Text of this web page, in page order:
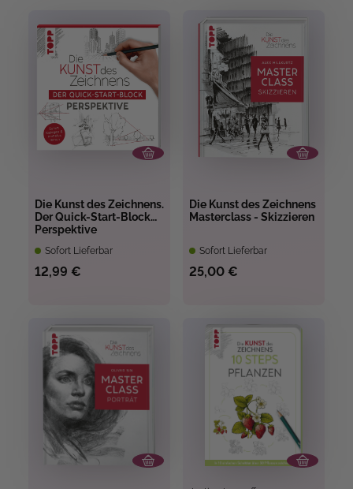
Die Kunst des Zeichnens.
Der Quick-Start-Block
Perspektive
Sofort Lieferbar
12,99 €
Die Kunst des Zeichnens
Masterclass - Skizzieren
Sofort Lieferbar
25,00 €